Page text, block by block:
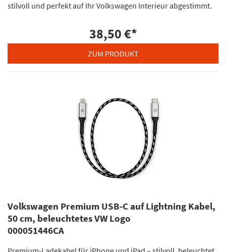
stilvoll und perfekt auf Ihr Volkswagen Interieur abgestimmt.
38,50 €*
ZUM PRODUKT
Volkswagen Premium USB-C auf Lightning Kabel,
50 cm, beleuchtetes VW Logo
000051446CA